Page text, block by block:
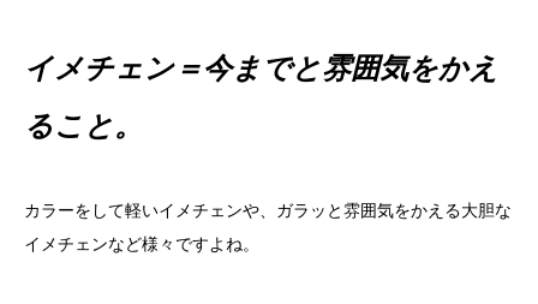
イメチェン＝今までと雰囲気をかえ
ること。
カラーをして軽いイメチェンや、ガラッと雰囲気をかえる大胆な
イメチェンなど様々ですよね。